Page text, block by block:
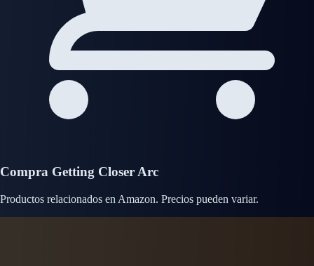
Compra Getting Closer Arc
Productos relacionados en Amazon. Precios pueden variar.